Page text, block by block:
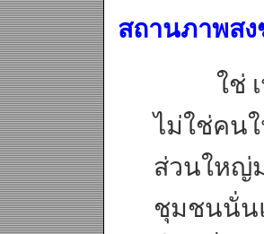
สถานภาพส
ใช่ เพ
ไม่ใช่คน
ส่วนใหญ่
ชุมชนนั่น